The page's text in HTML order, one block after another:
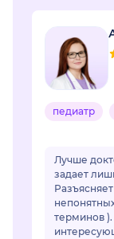
педиатр
Лучше
задает
терминов ).